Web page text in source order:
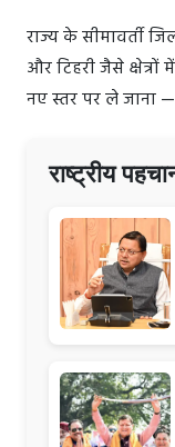
राज्य के सीमावर्ती
और टिहरी जैसे क्षेत्रों
नए स्तर पर ले जाना
राष्ट्रीय